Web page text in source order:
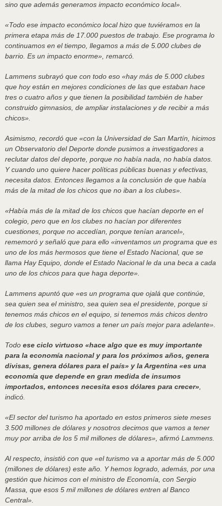
sino que además generamos impacto económico local».
«Todo ese impacto económico local hizo que tuviéramos en la
primera etapa más de 17.000 puestos de trabajo. Ese programa lo
continuamos en el tiempo, llegamos a más de 5.000 clubes de
barrio. Es un impacto enorme», remarcó.
Lammens subrayó que con todo eso «hay más de 5.000 clubes
que hoy están en mejores condiciones de las que estaban hace
tres o cuatro años y que tienen la posibilidad también de haber
construido gimnasios, de ampliar instalaciones y de recibir a más
chicos».
Asimismo, recordó que «con la Universidad de San Martín, hicimos
un Observatorio del Deporte donde pusimos a investigadores a
reclutar datos del deporte, porque no había nada, no había datos.
Y cuando uno quiere hacer políticas públicas buenas y efectivas,
necesita datos. Entonces llegamos a la conclusión de que había
más de la mitad de los chicos que no iban a los clubes».
«Había más de la mitad de los chicos que hacían deporte en el
colegio, pero que en los clubes no hacían por diferentes
cuestiones, porque no accedían, porque tenían arancel»,
rememoró y señaló que para ello «inventamos un programa que es
uno de los más hermosos que tiene el Estado Nacional, que se
llama Hay Equipo, donde el Estado Nacional le da una beca a cada
uno de los chicos para que haga deporte».
Lammens apuntó que «es un programa que ojalá que continúe,
sea quien sea el ministro, sea quien sea el presidente, porque si
tenemos más chicos en el equipo, si tenemos más chicos dentro
de los clubes, seguro vamos a tener un país mejor para adelante».
Todo ese ciclo virtuoso «hace algo que es muy importante
para la economía nacional y para los próximos años, genera
divisas, genera dólares para el país» y la Argentina «es una
economía que depende en gran medida de insumos
importados, entonces necesita esos dólares para crecer»
indicó.
«El sector del turismo ha aportado en estos primeros siete meses
3.500 millones de dólares y nosotros decimos que vamos a tener
muy por arriba de los 5 mil millones de dólares», afirmó Lammens.
Al respecto, insistió con que «el turismo va a aportar más de 5.000
(millones de dólares) este año. Y hemos logrado, además, por una
gestión que hicimos con el ministro de Economía, con Sergio
Massa, que esos 5 mil millones de dólares entren al Banco
Central».